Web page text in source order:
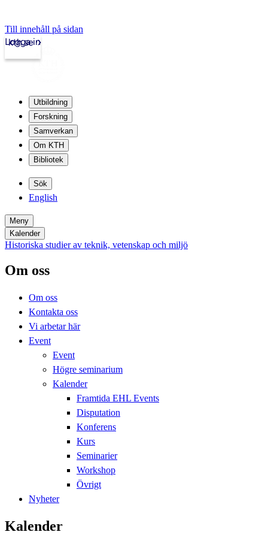
Till innehåll på sidan
kth.se
Logga in
Utbildning
Forskning
Samverkan
Om KTH
Bibliotek
Sök
English
Meny
Kalender
Historiska studier av teknik, vetenskap och miljö
Om oss
Om oss
Kontakta oss
Vi arbetar här
Event
Event
Högre seminarium
Kalender
Framtida EHL Events
Disputation
Konferens
Kurs
Seminarier
Workshop
Övrigt
Nyheter
Kalender